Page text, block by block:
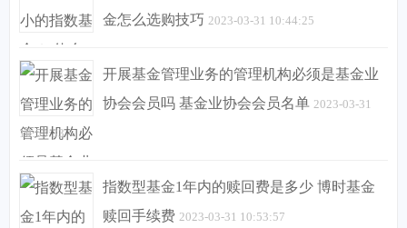
金怎么选购技巧 2023-03-31 10:44:25
开展基金管理业务的管理机构必须是基金业
协会会员吗 基金业协会会员名单 2023-03-31
10:53:33
指数型基金1年内的赎回费是多少 博时基金
赎回手续费 2023-03-31 10:53:57